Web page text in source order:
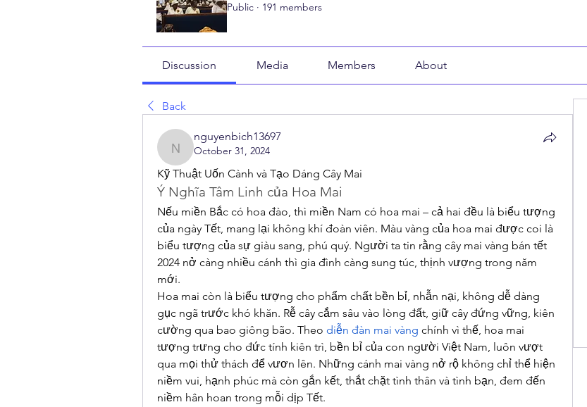
Public · 191 members
Discussion Media Members About
Back
nguyenbich13697
nguyenbich13697
October 31, 2024
Kỹ Thuật Uốn Cành và Tạo Dáng Cây Mai
Ý Nghĩa Tâm Linh của Hoa Mai
Nếu miền Bắc có hoa đào, thì miền Nam có hoa mai – cả hai đều là biểu tượng
của ngày Tết, mang lại không khí đoàn viên. Màu vàng của hoa mai được coi là
biểu tượng của sự giàu sang, phú quý. Người ta tin rằng cây mai vàng bán tết
2024 nở càng nhiều cánh thì gia đình càng sung túc, thịnh vượng trong năm
mới.
Hoa mai còn là biểu tượng cho phẩm chất bền bỉ, nhẫn nại, không dễ dàng
gục ngã trước khó khăn. Rễ cây cắm sâu vào lòng đất, giữ cây đứng vững, kiên
cường qua bao giông bão. Theo diễn đàn mai vàng chính vì thế, hoa mai
tượng trưng cho đức tính kiên trì, bền bỉ của con người Việt Nam, luôn vượt
qua mọi thử thách để vươn lên. Những cánh mai vàng nở rộ không chỉ thể hiện
niềm vui, hạnh phúc mà còn gắn kết, thắt chặt tình thân và tình bạn, đem đến
niềm hân hoan trong mỗi dịp Tết.